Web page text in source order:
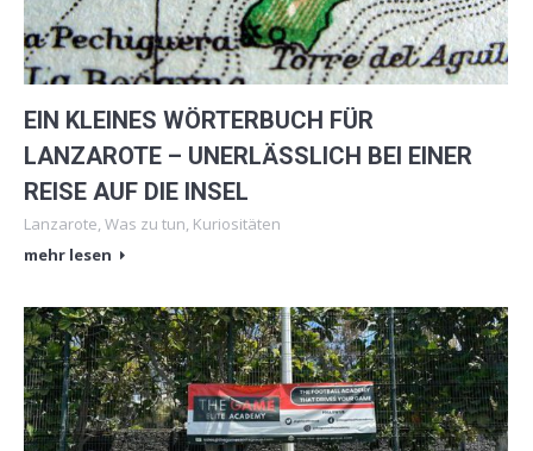
EIN KLEINES WÖRTERBUCH FÜR
LANZAROTE – UNERLÄSSLICH BEI EINER
REISE AUF DIE INSEL
Lanzarote, Was zu tun, Kuriositäten
mehr lesen